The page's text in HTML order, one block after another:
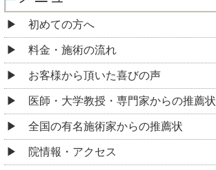
初めての方へ
料金・施術の流れ
お客様から頂いた喜びの声
医師・大学教授・専門家からの推薦状
全国の有名施術家からの推薦状
院情報・アクセス